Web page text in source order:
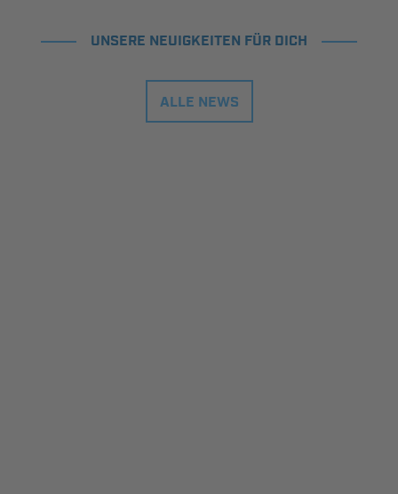
UNSERE NEUIGKEITEN FÜR DICH
ALLE NEWS